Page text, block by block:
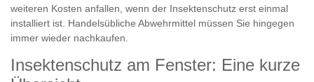
weiteren Kosten anfallen, wenn der Insektenschutz erst einmal
installiert ist. Handelsübliche Abwehrmittel müssen Sie hingegen
immer wieder nachkaufen.
Insektenschutz am Fenster: Eine kurze